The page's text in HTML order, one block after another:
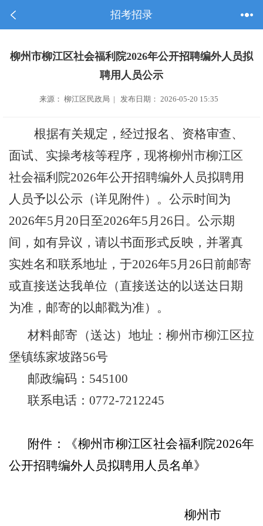
招考招录
柳州市柳江区社会福利院2026年公开招聘编外人员拟
聘用人员公示
来源： 柳江区民政局 | 发布日期： 2026-05-20 15:35
根据有关规定， 经过报名、资格审查、
面试、实操考核等程序， 现将柳州市柳江区
社会福利院2026年公开招聘编外人员拟聘用
人员予以公示 （详见附件） 。公示时间为
2026年5月20日至2026年5月26日。公示期
间，如有异议，请以书面形式反映，并署真
实姓名和联系地址，于2026年5月26日前邮寄
或直接送达我单位 （直接送达的以送达日期
为准，邮寄的以邮戳为准）。
材料邮寄（送达）地址：柳州市柳江区拉
堡镇练家坡路56号
邮政编码：545100
联系电话：0772-7212245
附件：《柳州市柳江区社会福利院2026年
公开招聘编外人员拟聘用人员名单》
柳州市